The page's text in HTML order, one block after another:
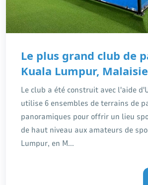
Le plus grand club de
Kuala Lumpur, Malaisie
Le club a été construit avec l'aide
utilise 6 ensembles de terrains de
panoramiques pour offrir un lieu
de haut niveau aux amateurs de
Lumpur, en M...